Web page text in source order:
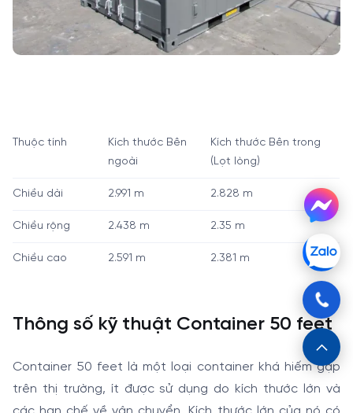
Thuộc tính
Kích thước Bên
ngoài
Kích thước Bên trong
(Lọt lòng)
Chiều dài 2.991 m 2.828 m
Chiều rộng 2.438 m 2.35 m
Chiều cao 2.591 m 2.381 m
Thông số kỹ thuật Container 50 feet
Container 50 feet là một loại container khá hiếm gặp
trên thị trường, ít được sử dụng do kích thước lớn và